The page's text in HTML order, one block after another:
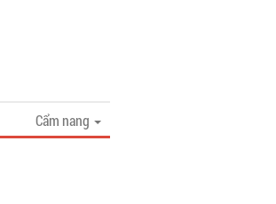
Cẩm nang